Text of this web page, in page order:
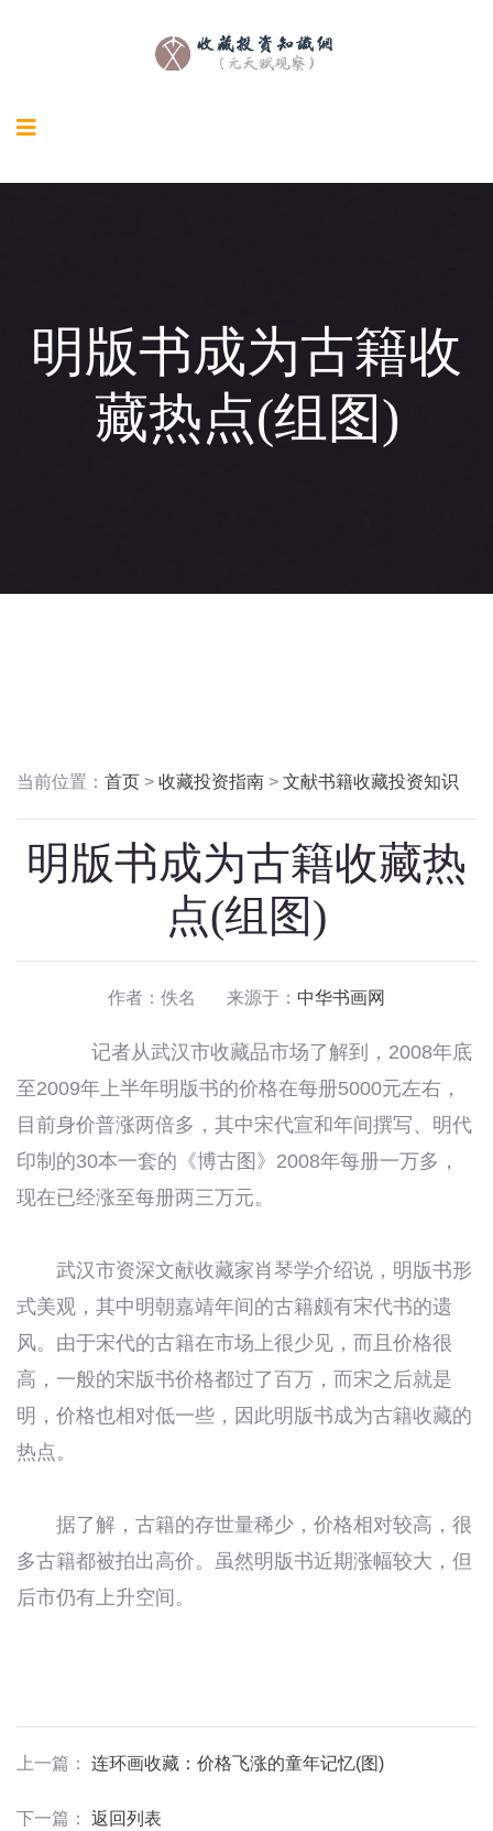
明版书成为古籍收
藏热点(组图)
当前位置： 首页 > 收藏投资指南 > 文献书籍收藏投资知识
明版书成为古籍收藏热
点(组图)
作者：佚名 来源于： 中华书画网
记者从武汉市收藏品市场了解到，2008年底
至2009年上半年明版书的价格在每册5000元左右，
目前身价普涨两倍多，其中宋代宣和年间撰写、明代
印制的30本一套的《博古图》2008年每册一万多，
现在已经涨至每册两三万元。
武汉市资深文献收藏家肖琴学介绍说，明版书形
式美观，其中明朝嘉靖年间的古籍颇有宋代书的遗
风。由于宋代的古籍在市场上很少见，而且价格很
高，一般的宋版书价格都过了百万，而宋之后就是
明，价格也相对低一些，因此明版书成为古籍收藏的
热点。
据了解，古籍的存世量稀少，价格相对较高，很
多古籍都被拍出高价。虽然明版书近期涨幅较大，但
后市仍有上升空间。
上一篇 ： 连环画收藏：价格飞涨的童年记忆(图)
下一篇 ： 返回列表